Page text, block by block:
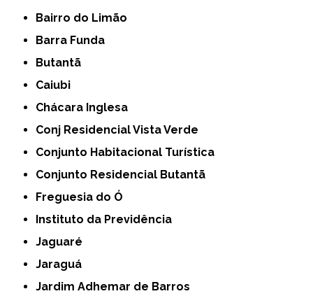
Bairro do Limão
Barra Funda
Butantã
Caiubi
Chácara Inglesa
Conj Residencial Vista Verde
Conjunto Habitacional Turística
Conjunto Residencial Butantã
Freguesia do Ó
Instituto da Previdência
Jaguaré
Jaraguá
Jardim Adhemar de Barros